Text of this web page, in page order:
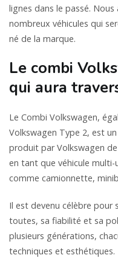
lignes dans le passé.
nombreux véhicules qui
né de la marque.
Le combi
qui aura
Le Combi Volkswagen,
Volkswagen Type 2, est
produit par Volkswagen
en tant que véhicule
comme camionnette,
Il est devenu célèbre pour
toutes, sa fiabilité et sa
plusieurs générations,
techniques et esthétiques.